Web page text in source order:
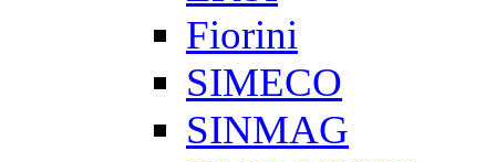
Fiorini
SIMECO
SINMAG